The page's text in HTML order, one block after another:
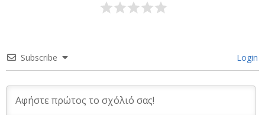
Subscribe Login